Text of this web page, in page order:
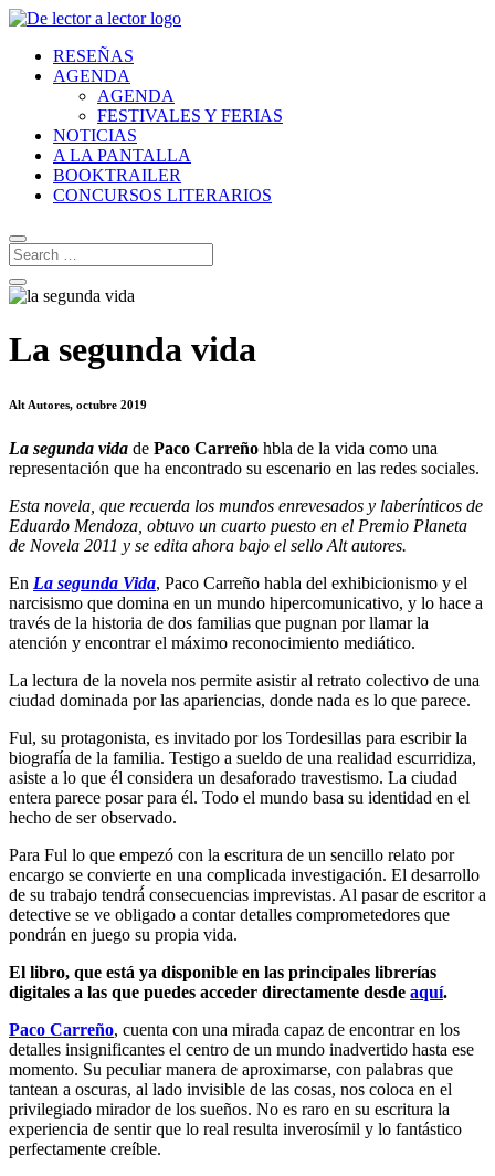
RESEÑAS
AGENDA
AGENDA
FESTIVALES Y FERIAS
NOTICIAS
A LA PANTALLA
BOOKTRAILER
CONCURSOS LITERARIOS
La segunda vida
Alt Autores, octubre 2019
La segunda vida de Paco Carreño hbla de la vida como una
representación que ha encontrado su escenario en las redes sociales.
Esta novela, que recuerda los mundos enrevesados y laberínticos de
Eduardo Mendoza, obtuvo un cuarto puesto en el Premio Planeta
de Novela 2011 y se edita ahora bajo el sello Alt autores.
En La segunda Vida, Paco Carreño habla del exhibicionismo y el
narcisismo que domina en un mundo hipercomunicativo, y lo hace a
través de la historia de dos familias que pugnan por llamar la
atención y encontrar el máximo reconocimiento mediático.
La lectura de la novela nos permite asistir al retrato colectivo de una
ciudad dominada por las apariencias, donde nada es lo que parece.
Ful, su protagonista, es invitado por los Tordesillas para escribir la
biografía de la familia. Testigo a sueldo de una realidad escurridiza,
asiste a lo que él considera un desaforado travestismo. La ciudad
entera parece posar para él. Todo el mundo basa su identidad en el
hecho de ser observado.
Para Ful lo que empezó con la escritura de un sencillo relato por
encargo se convierte en una complicada investigación. El desarrollo
de su trabajo tendrá́ consecuencias imprevistas. Al pasar de escritor a
detective se ve obligado a contar detalles comprometedores que
pondrán en juego su propia vida.
El libro, que está ya disponible en las principales librerías
digitales a las que puedes acceder directamente desde aquí.
Paco Carreño, cuenta con una mirada capaz de encontrar en los
detalles insignificantes el centro de un mundo inadvertido hasta ese
momento. Su peculiar manera de aproximarse, con palabras que
tantean a oscuras, al lado invisible de las cosas, nos coloca en el
privilegiado mirador de los sueños. No es raro en su escritura la
experiencia de sentir que lo real resulta inverosímil y lo fantástico
perfectamente creíble.